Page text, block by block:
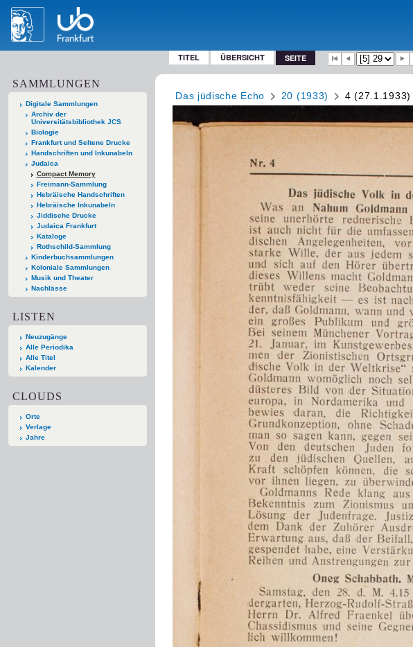
TITEL ÜBERSICHT SEITE
SAMMLUNGEN
Digitale Sammlungen
Archiv der
Universitätsbibliothek JCS
Biologie
Frankfurt und Seltene Drucke
Handschriften und Inkunabeln
Judaica
Compact Memory
Freimann-Sammlung
Hebräische Handschriften
Hebräische Inkunabeln
Jiddische Drucke
Judaica Frankfurt
Kataloge
Rothschild-Sammlung
Kinderbuchsammlungen
Koloniale Sammlungen
Musik und Theater
Nachlässe
LISTEN
Neuzugänge
Alle Periodika
Alle Titel
Kalender
CLOUDS
Orte
Verlage
Jahre
Das jüdische Echo 20 (1933) 4 (27.1.1933)